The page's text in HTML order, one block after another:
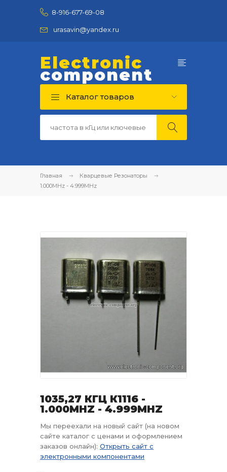
8-916-677-69-08
urasavin@yandex.ru
Electronic
component
Каталог товаров
Главная
Кварцевые Резонаторы
1.000MHz - 4.999MHz
1035,27 КГЦ К1116 -
1.000MHZ - 4.999MHZ
Мы переехали на новый сайт (на новом
сайте каталог с ценами и оформлением
заказов онлайн): Открыть сайт с
электронными компонентами